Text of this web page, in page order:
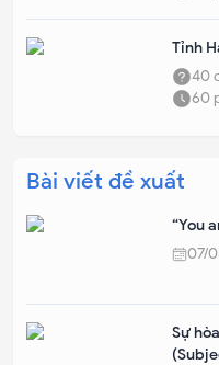
Tỉnh
40
60
Bài viết đề xuất
“You
07/
Sự